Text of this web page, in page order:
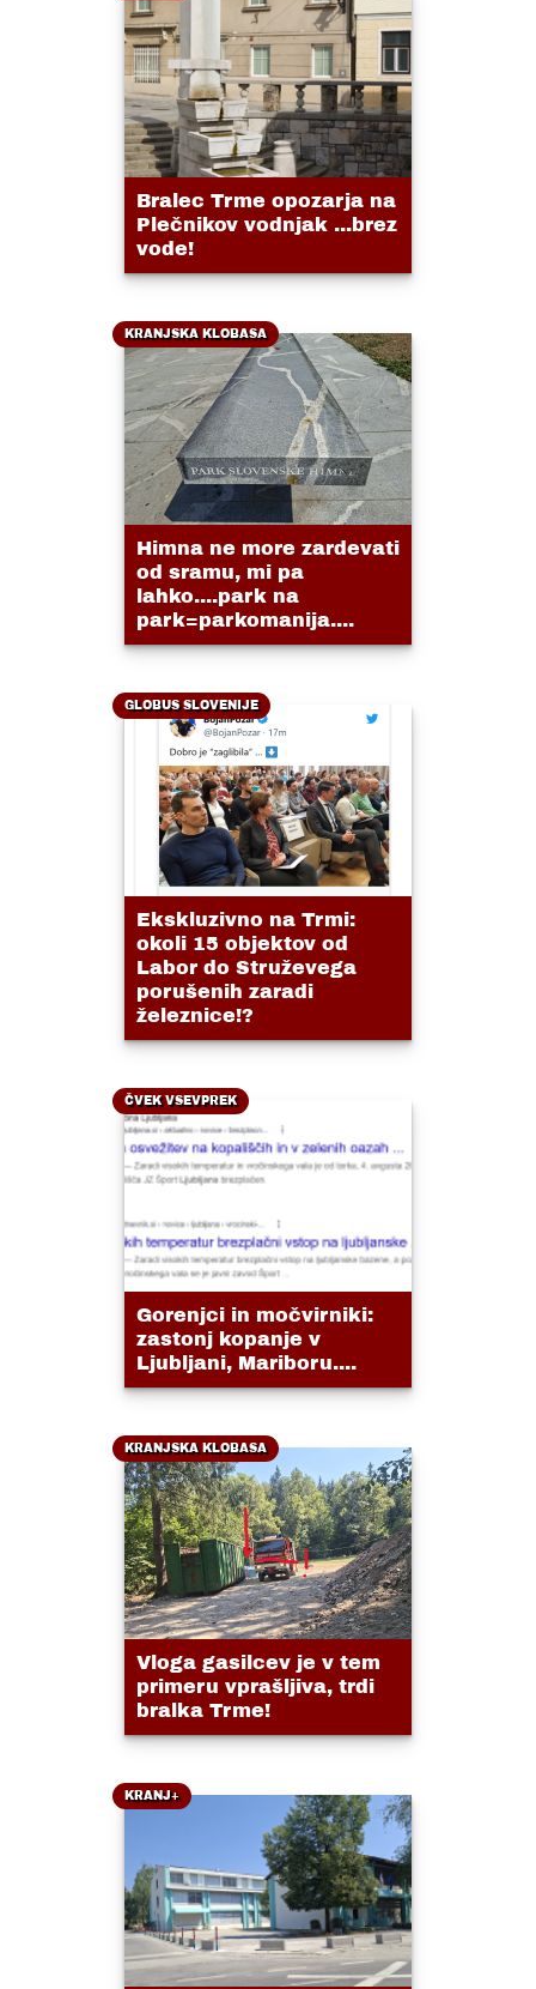
Bralec Trme opozarja na
Plečnikov vodnjak ...brez
vode!
KRANJSKA KLOBASA
Himna ne more zardevati
od sramu, mi pa
lahko....park na
park=parkomanija....
GLOBUS SLOVENIJE
Ekskluzivno na Trmi:
okoli 15 objektov od
Labor do Struževega
porušenih zaradi
železnice!?
ČVEK VSEVPREK
Gorenjci in močvirniki:
zastonj kopanje v
Ljubljani, Mariboru....
KRANJSKA KLOBASA
Vloga gasilcev je v tem
primeru vprašljiva, trdi
bralka Trme!
KRANJ+